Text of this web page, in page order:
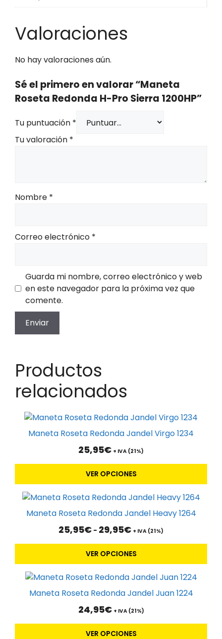
Valoraciones
No hay valoraciones aún.
Sé el primero en valorar “Maneta
Roseta Redonda H-Pro Sierra 1200HP”
Tu puntuación *
Tu valoración *
Nombre *
Correo electrónico *
Guarda mi nombre, correo electrónico y web
en este navegador para la próxima vez que
comente.
Productos
relacionados
Maneta Roseta Redonda Jandel Virgo 1234
25,95€ + IVA (21%)
VER OPCIONES
Este
producto
variantes.
se
pueden
producto
Maneta Roseta Redonda Jandel Heavy 1264
25,95€ - 29,95€Rango
precios:
desde
25,95€
hasta
+ IVA (21%)
VER OPCIONES
Este
producto
variantes.
pueden
Maneta Roseta Redonda Jandel Juan 1224
24,95€ + IVA (21%)
VER OPCIONES
Este
producto
variantes.